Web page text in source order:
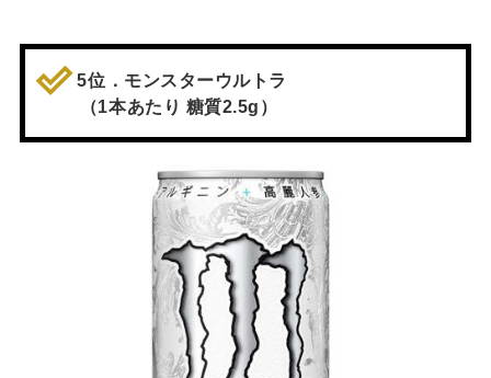
5位．モンスターウルトラ
（1本あたり 糖質2.5g）